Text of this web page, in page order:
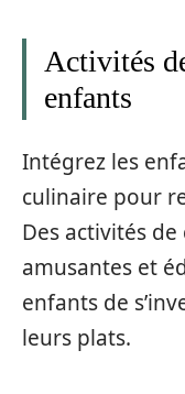
Activités
enfants
Intégrez les
culinaire pour
Des activités
amusantes et
enfants de
leurs plats.